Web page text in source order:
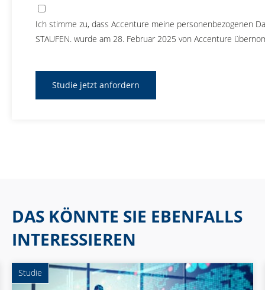
Ich stimme zu, dass Accenture meine personenbezogenen
STAUFEN. wurde am 28. Februar 2025 von Accenture
DAS KÖNNTE SIE EBENFALLS
INTERESSIEREN
Studie